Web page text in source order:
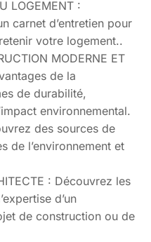
LOGEMENT :
carnet d’entretien pour
votre logement..
MODERNE ET
de la
de durabilité,
environnemental.
des sources de
de l’environnement et
: Découvrez les
d’un
de construction ou de